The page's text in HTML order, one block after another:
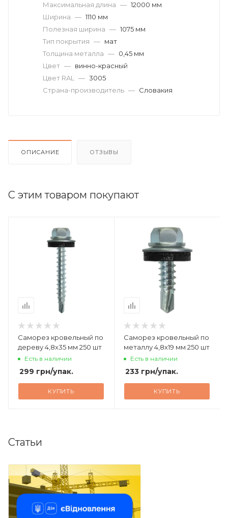
Максимальная длина — 12000 мм
Ширина — 1110 мм
Полезная ширина — 1075 мм
Тип покрытия — мат
Толщина металла — 0,45 мм
Цвет — винно-красный
Цвет RAL
— 3005
Страна-производитель — Словакия
ОПИСАНИЕ ОТЗЫВЫ
С этим товаром покупают
Саморез кровельный по
дереву 4,8x35 мм 250 шт
Есть в наличии
299 грн/упак.
КУПИТЬ
Саморез кровельный по
металлу 4,8x19 мм 250 шт
Есть в наличии
233 грн/упак.
КУПИТЬ
Статьи